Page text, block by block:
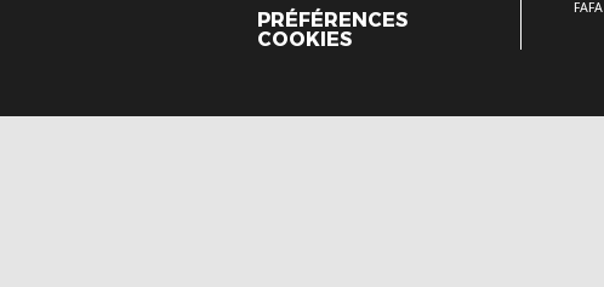
PRÉFÉRENCES
COOKIES
FAFA